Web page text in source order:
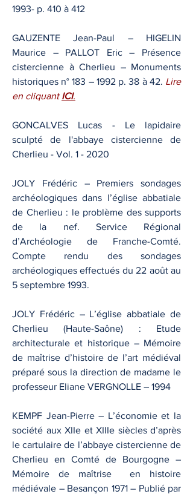
1993- p. 410 à 412
GAUZENTE Jean-Paul – HIGELIN
Maurice – PALLOT Eric – Présence
cistercienne à Cherlieu – Monuments
historiques n° 183 – 1992 p. 38 à 42. Lire
en cliquant ICI.
GONCALVES Lucas - Le lapidaire
sculpté de l'abbaye cistercienne de
Cherlieu - Vol. 1 - 2020
JOLY Frédéric – Premiers sondages
archéologiques dans l’église abbatiale
de Cherlieu : le problème des supports
de la nef. Service Régional
d’Archéologie de Franche-Comté.
Compte rendu des sondages
archéologiques effectués du 22 août au
5 septembre 1993.
JOLY Frédéric – L’église abbatiale de
Cherlieu (Haute-Saône) : Etude
architecturale et historique – Mémoire
de maîtrise d’histoire de l’art médiéval
préparé sous la direction de madame le
professeur Eliane VERGNOLLE – 1994
KEMPF Jean-Pierre – L’économie et la
société aux XIIe et XIIIe siècles d’après
le cartulaire de l’abbaye cistercienne de
Cherlieu en Comté de Bourgogne –
Mémoire de maîtrise en histoire
médiévale – Besançon 1971 – Publié par